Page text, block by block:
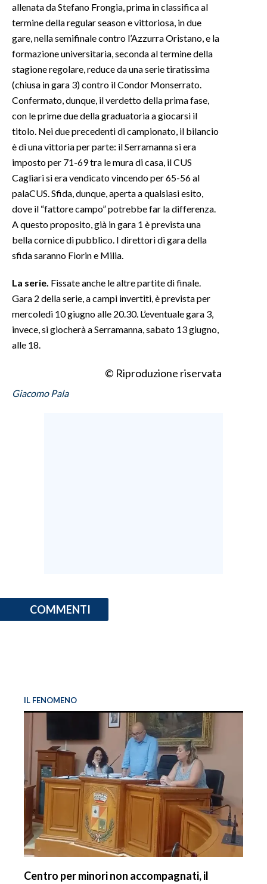
#CARAUNIONE
3 MINUTI CON
INSULARITÀ
INFO AZIENDE
ANNUNCI
NECROLOGI
PUBBLICITÀ
SPIAGGE
allenata da Stefano Frongia, prima in classifica al
termine della regular season e vittoriosa, in due
gare, nella semifinale contro l’Azzurra Oristano, e la
formazione universitaria, seconda al termine della
stagione regolare, reduce da una serie tiratissima
(chiusa in gara 3) contro il Condor Monserrato.
Confermato, dunque, il verdetto della prima fase,
con le prime due della graduatoria a giocarsi il
titolo. Nei due precedenti di campionato, il bilancio
è di una vittoria per parte: il Serramanna si era
imposto per 71-69 tra le mura di casa, il CUS
Cagliari si era vendicato vincendo per 65-56 al
palaCUS. Sfida, dunque, aperta a qualsiasi esito,
dove il “fattore campo” potrebbe far la differenza.
A questo proposito, già in gara 1 è prevista una
bella cornice di pubblico. I direttori di gara della
sfida saranno Fiorin e Milia.
La serie. Fissate anche le altre partite di finale.
Gara 2 della serie, a campi invertiti, è prevista per
mercoledì 10 giugno alle 20.30. L’eventuale gara 3,
invece, si giocherà a Serramanna, sabato 13 giugno,
alle 18.
© Riproduzione riservata
Giacomo Pala
COMMENTI
IL FENOMENO
Centro per minori non accompagnati, il